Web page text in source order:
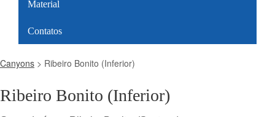
Material
Contatos
Canyons > Ribeiro Bonito (Inferior)
Ribeiro Bonito (Inferior)